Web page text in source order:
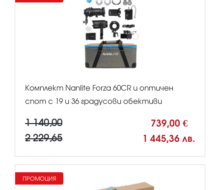
Комплект Nanlite Forza 60CR и оптичен
спот с 19 и 36 градусови обективи
1 140,00 739,00 €
2 229,65 1 445,36 лв.
ПРОМОЦИЯ